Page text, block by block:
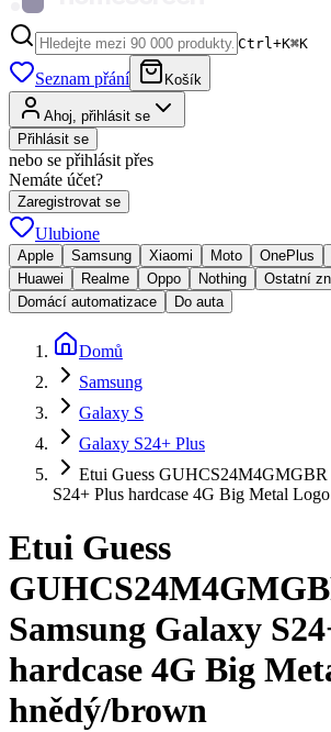
Ctrl+K⌘K
Seznam přání Košík
Ahoj, přihlásit se
Přihlásit se
nebo se přihlásit přes
Nemáte účet?
Zaregistrovat se
Ulubione
Apple Samsung Xiaomi Moto OnePlus
Huawei
Realme Oppo Nothing Ostatní
Domácí automatizace
Do auta
Domů
Samsung
Galaxy S
Galaxy S24+ Plus
Etui Guess GUHCS24M4GMGBR
S24+ Plus hardcase 4G Big Metal
Etui Guess
Samsung Galaxy
hardcase 4G Big
hnědý/brown